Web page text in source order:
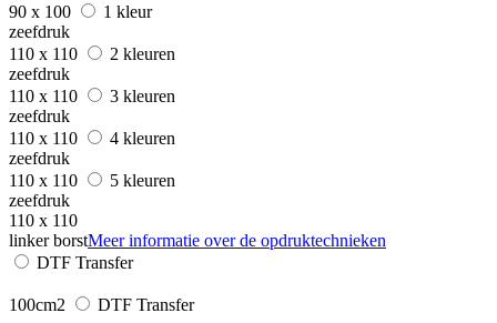
90 x 100
1 kleur
zeefdruk
110 x 110
2 kleuren
zeefdruk
110 x 110
3 kleuren
zeefdruk
110 x 110
4 kleuren
zeefdruk
110 x 110
5 kleuren
zeefdruk
110 x 110
linker borstMeer informatie over de opdruktechnieken
DTF Transfer
100cm2 DTF Transfer